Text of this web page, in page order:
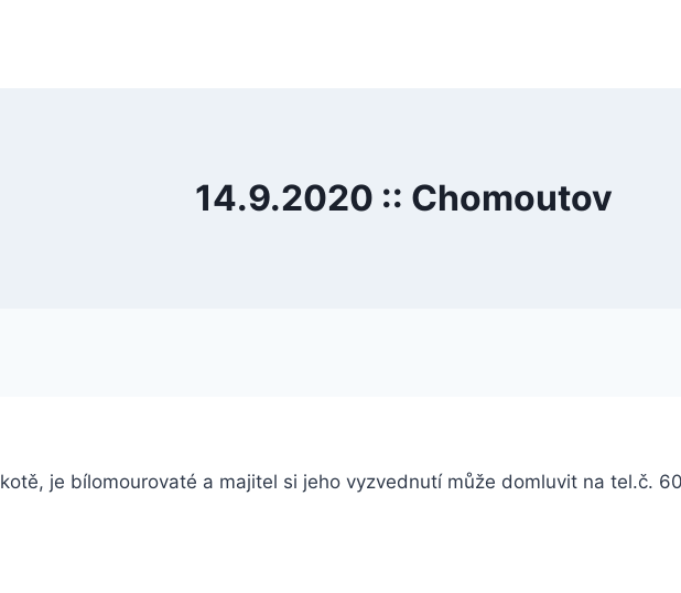
14.9.2020 :: Chomoutov
je bílomourovaté a majitel si jeho vyzvednutí může domluvit na tel.č.